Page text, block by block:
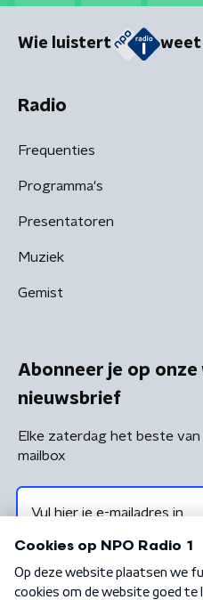
Wie luistert weet
Radio
Frequenties
Programma's
Presentatoren
Muziek
Gemist
Abonneer je op onze
nieuwsbrief
Elke zaterdag het beste van
mailbox